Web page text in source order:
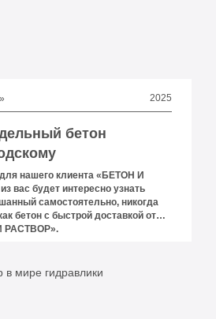
2025
бетон
нашего клиента «БЕТОН И
вас будет интересно узнать
самостоятельно, никогда
бетон с быстрой доставкой от
РАСТВОР».